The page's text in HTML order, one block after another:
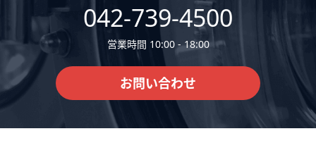
042-739-4500
営業時間 10:00 - 18:00
お問い合わせ